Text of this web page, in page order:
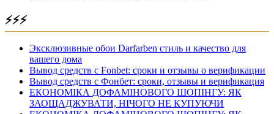
⚡⚡⚡
Эксклюзивные обои Darfarben стиль и качество для
вашего дома
Вывод средств с Fonbet: сроки и отзывы о верификации
Вывод средств с Фонбет: сроки, отзывы и верификация
ЕКОНОМІКА ДОФАМІНОВОГО ШОПІНГУ: ЯК
ЗАОЩАДЖУВАТИ, НІЧОГО НЕ КУПУЮЧИ